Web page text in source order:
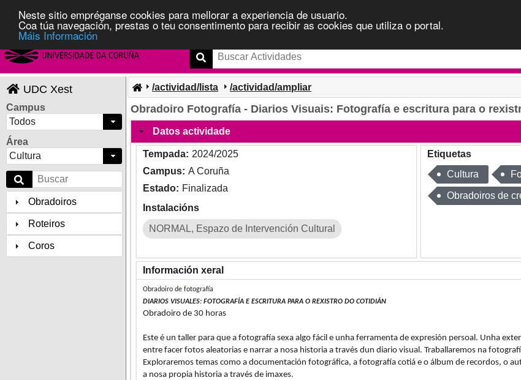
Neste sitio empréganse cookies para mellorar a experiencia de usuario.
Coa túa navegación, prestas o teu consentimento para recibir as cookies que utiliza o portal.
Máis Información
/actividad/lista /actividad/ampliar
Obradoiro Fotografía - Diarios Visuais: Fotografía e escritura para o
Datos actividade
Tempada: 2024/2025
Campus: A Coruña
Estado: Finalizada
Instalacións
NORMAL, Espazo de Intervención Cultural
Etiquetas
Cultura
Obradoiros de
Información xeral
Obradoiro de fotografía
DIARIOS VISUALES: FOTOGRAFÍA E ESCRITURA PARA O REXISTRO DO COTIDIÁN
Obradoiro de 30 horas
Este é un taller para que a fotografía sexa algo fácil e unha ferramenta de expresión persoal. Unha
entre facer fotos aleatorias e narrar a nosa historia a través dun diario visual. Traballaremos na
Exploraremos temas como a documentación fotográfica, a fotografía cotiá e o álbum de recordos, o
a nosa propia historia a través de imaxes.
UDC Xest
Campus
Todos
Área
Cultura
Obradoiros
Roteiros
Coros